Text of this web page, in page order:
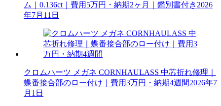
ム｜0.136ct｜費用5万円・納期2ヶ月｜鑑別書付き 2026
年7月11日
クロムハーツ メガネ CORNHAULASS 中芯折れ修理｜
蝶番接合部のロー付け｜費用3万円・納期4週間2026年7
月1日